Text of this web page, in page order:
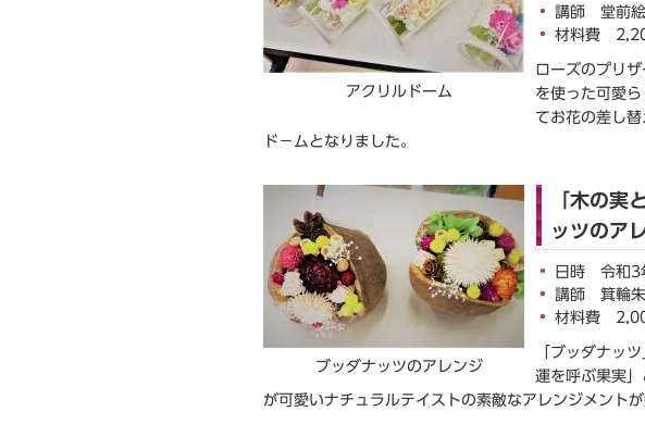
アクリルドーム
講師 堂前
材料費
ローズのプリ
を使った可愛
てお花の差し
ド－ムとなりました。
ブッダナッツのアレンジ
「木の実
ッツのア
日時 令和3
講師 箕輪
材料費
「ブッダナッ
運を呼ぶ果実
が可愛いナチュラルテイストの素敵なアレンジメントが